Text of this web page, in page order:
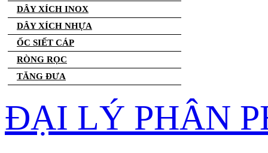
DÂY XÍCH INOX
DÂY XÍCH NHỰA
ỐC SIẾT CÁP
RÒNG RỌC
TĂNG ĐƯA
ĐẠI LÝ PHÂN